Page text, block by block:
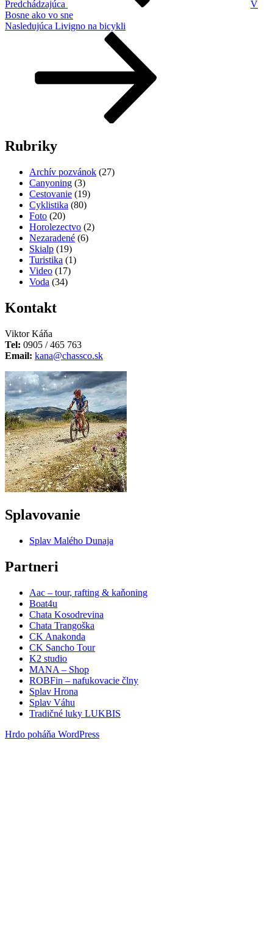
Predchádzajúca
V
Bosne ako vo sne
Ďalší
Nasledujúca Livigno na bicykli
Rubriky
Archív pozvánok (27)
Canyoning (3)
Cestovanie (19)
Cyklistika (80)
Foto (20)
Horolezectvo (2)
Nezaradené (6)
Skialp (19)
Turistika (1)
Video (17)
Voda (34)
Kontakt
Viktor Káňa
Tel: 0905 / 465 763
Email: kana@chassco.sk
Splavovanie
Splav Malého Dunaja
Partneri
Aac – tour, rafting & kaňoning
Boat4u
Chata Kosodrevina
Chata Trangoška
CK Anakonda
CK Sancho Tour
K2 studio
MANA – Shop
ROBFin – nafukovacie člny
Splav Hrona
Splav Váhu
Tradičné luky LUKBIS
Hrdo poháňa WordPress